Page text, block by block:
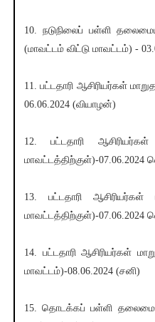
10. நடுநிலைப் பள்ளி
(மாவட்டம் விட்டு மாவட்டம்) -
11. பட்டதாரி ஆசிரியர்கள்
06.06.2024 (வியாழன்)
12. பட்டதாரி
மாவட்டத்திற்குள்)-07.06.2024
13. பட்டதாரி
மாவட்டத்திற்குள்)-07.06.2024
14. பட்டதாரி ஆசிரியர்கள்
மாவட்டம்)-08.06.2024 (சனி)
15. தொடக்கப் பள்ளி